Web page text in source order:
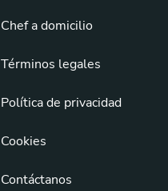
Chef a domicilio
Términos legales
Política de privacidad
Cookies
Contáctanos